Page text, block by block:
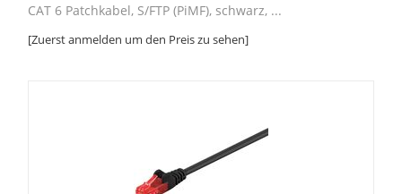
CAT 6 Patchkabel, S/FTP (PiMF), schwarz, ...
[Zuerst anmelden um den Preis zu sehen]